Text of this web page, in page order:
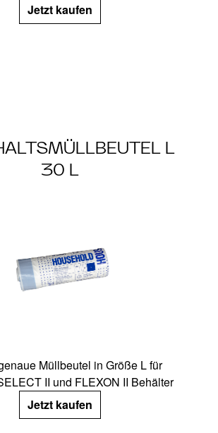
Jetzt kaufen
L
30 L
Müllbeutel in Größe L für
II und FLEXON II Behälter
Jetzt kaufen